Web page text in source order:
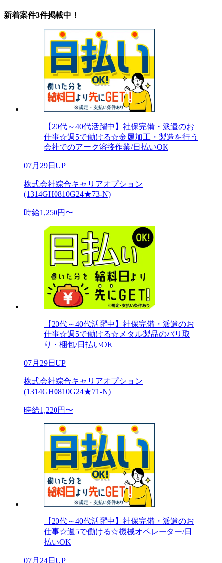
新着案件3件掲載中！
【20代～40代活躍中】社保完備・派遣のお
仕事☆週5で働ける☆金属加工・製造を行う
会社でのアーク溶接作業/日払いOK
07月29日UP
株式会社綜合キャリアオプション
(1314GH0810G24★73-N)
時給1,250円〜
【20代～40代活躍中】社保完備・派遣のお
仕事☆週5で働ける☆メタル製品のバリ取
り・梱包/日払いOK
07月29日UP
株式会社綜合キャリアオプション
(1314GH0810G24★71-N)
時給1,220円〜
【20代～40代活躍中】社保完備・派遣のお
仕事☆週5で働ける☆機械オペレーター/日
払いOK
07月24日UP